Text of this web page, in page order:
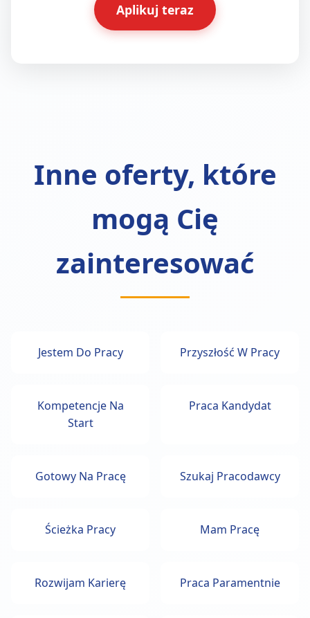
Aplikuj teraz
Inne oferty, które
mogą Cię
zainteresować
Jestem Do Pracy Przyszłość W Pracy
Kompetencje Na
Start
Praca Kandydat
Gotowy Na Pracę Szukaj Pracodawcy
Ścieżka Pracy Mam Pracę
Rozwijam Karierę Praca Paramentnie